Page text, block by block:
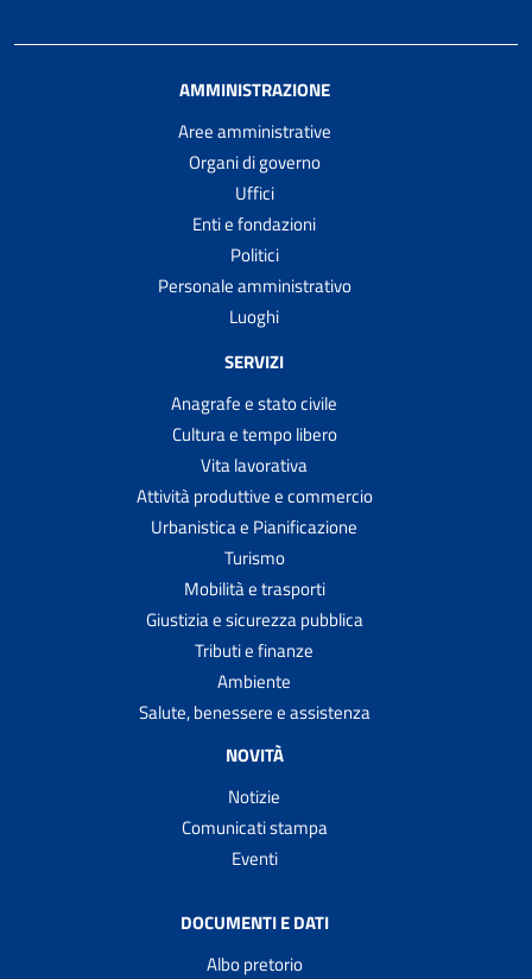
AMMINISTRAZIONE
Aree amministrative
Organi di governo
Uffici
Enti e fondazioni
Politici
Personale amministrativo
Luoghi
SERVIZI
Anagrafe e stato civile
Cultura e tempo libero
Vita lavorativa
Attività produttive e commercio
Urbanistica e Pianificazione
Turismo
Mobilità e trasporti
Giustizia e sicurezza pubblica
Tributi e finanze
Ambiente
Salute, benessere e assistenza
NOVITÀ
Notizie
Comunicati stampa
Eventi
DOCUMENTI E DATI
Albo pretorio